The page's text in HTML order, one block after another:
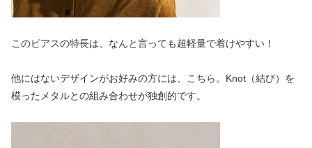
このピアスの特長は、なんと言っても超軽量で着けやすい！
他にはないデザインがお好みの方には、こちら。Knot（結び）を
模ったメタルとの組み合わせが独創的です。